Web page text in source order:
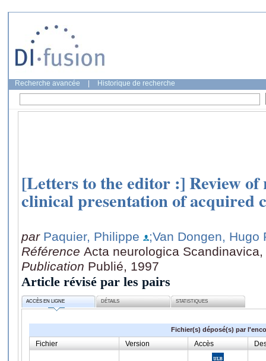
Recherche avancée Historique de recherche
[Letters to the editor :] Review of
clinical presentation of acquired
par Paquier, Philippe
;Van Dongen, Hugo
Référence Acta neurologica
Publication Publié, 1997
Article révisé par les pairs
ACCÈS EN LIGNE DÉTAILS STATISTIQUES
Fichier(s) déposé(s) par
Fichier Version Accès